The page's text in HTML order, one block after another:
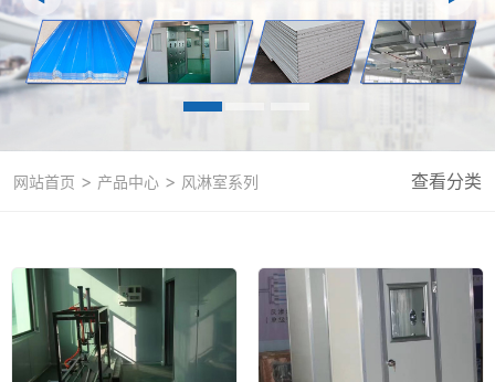
网站首页 > 产品中心 > 风淋室系列 查看分类